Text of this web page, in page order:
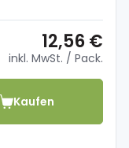
12,56 €
inkl. MwSt. / Pack.
Kaufen